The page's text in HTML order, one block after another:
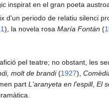
inspirat en el gran poeta
d'un periodo de relatiu silenci
), la novela rosaMaría Fontán (
pel teatre; no obstant, les
molt de brandi(1927),
part L'aranyeta en l'espill, El